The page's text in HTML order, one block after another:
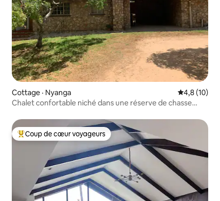
Cottage · Nyanga Note
4,8 (10)
Chalet confortable niché dans une réserve de chasse
Coup de cœur voyageurs parmi les plus aimés
Coup de cœur voyageurs